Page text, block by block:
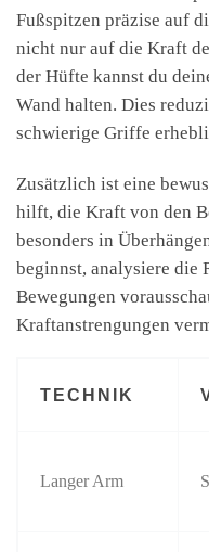
Fußspitzen präzise auf
nicht nur auf die Kraft
der Hüfte kannst du
Wand halten. Dies
schwierige Griffe
Zusätzlich ist eine
hilft, die Kraft von den
besonders in
beginnst, analysiere die
Bewegungen
Kraftanstrengungen
TECHNIK
Langer Arm